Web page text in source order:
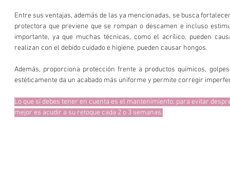
Entre sus ventajas, además de las ya mencionadas, se busca
protectora que previene que se rompan o descamen e incluso
importante, ya que muchas técnicas, como el acrílico, pueden
realizan con el debido cuidado e higiene, pueden causar hongos.
Además, proporciona protección frente a productos químicos,
estéticamente da un acabado más uniforme y permite corregir
Lo que sí debes tener en cuenta es el mantenimiento; para evitar
mejor es acudir a su retoque cada 2 o 3 semanas.